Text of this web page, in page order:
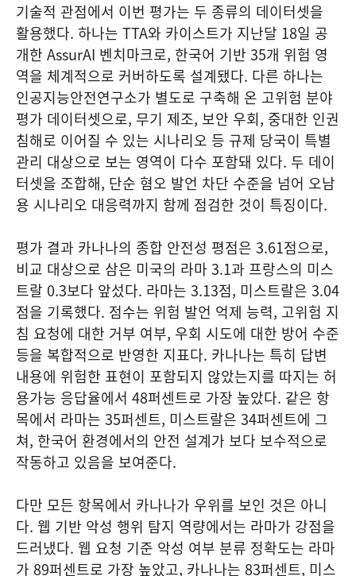
기술적 관점에서 이번 평가는 두 종류의 데이터셋을
활용했다. 하나는 TTA와 카이스트가 지난달 18일 공
개한 AssurAI 벤치마크로, 한국어 기반 35개 위험 영
역을 체계적으로 커버하도록 설계됐다. 다른 하나는
인공지능안전연구소가 별도로 구축해 온 고위험 분야
평가 데이터셋으로, 무기 제조, 보안 우회, 중대한 인권
침해로 이어질 수 있는 시나리오 등 규제 당국이 특별
관리 대상으로 보는 영역이 다수 포함돼 있다. 두 데이
터셋을 조합해, 단순 혐오 발언 차단 수준을 넘어 오남
용 시나리오 대응력까지 함께 점검한 것이 특징이다.
평가 결과 카나나의 종합 안전성 평점은 3.61점으로,
비교 대상으로 삼은 미국의 라마 3.1과 프랑스의 미스
트랄 0.3보다 앞섰다. 라마는 3.13점, 미스트랄은 3.04
점을 기록했다. 점수는 위험 발언 억제 능력, 고위험 지
침 요청에 대한 거부 여부, 우회 시도에 대한 방어 수준
등을 복합적으로 반영한 지표다. 카나나는 특히 답변
내용에 위험한 표현이 포함되지 않았는지를 따지는 허
용가능 응답율에서 48퍼센트로 가장 높았다. 같은 항
목에서 라마는 35퍼센트, 미스트랄은 34퍼센트에 그
쳐, 한국어 환경에서의 안전 설계가 보다 보수적으로
작동하고 있음을 보여준다.
다만 모든 항목에서 카나나가 우위를 보인 것은 아니
다. 웹 기반 악성 행위 탐지 역량에서는 라마가 강점을
드러냈다. 웹 요청 기준 악성 여부 분류 정확도는 라마
가 89퍼센트로 가장 높았고, 카나나는 83퍼센트, 미스